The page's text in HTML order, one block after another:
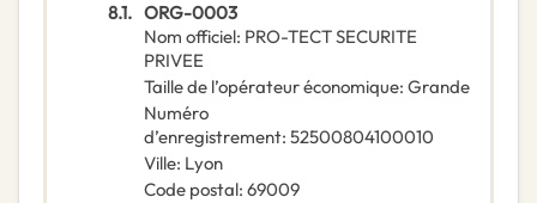
8.1. ORG-0003
Nom officiel: PRO-TECT SECURITE
PRIVEE
Taille de l’opérateur économique: Grande
Numéro
d’enregistrement: 52500804100010
Ville: Lyon
Code postal: 69009